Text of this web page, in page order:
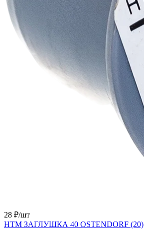
28 ₽/шт
HTM ЗАГЛУШКА 40 OSTENDORF (20)